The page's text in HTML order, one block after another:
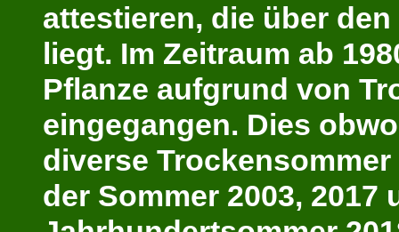
attestieren, die über
liegt. Im Zeitraum ab
Pflanze aufgrund von
eingegangen. Dies
diverse Trockensommer
der Sommer 2003, 2017